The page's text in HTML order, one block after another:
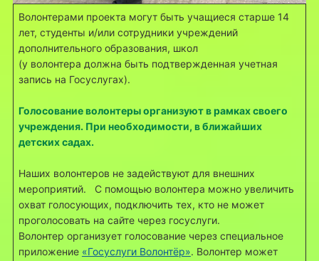
Волонтерами проекта могут быть учащиеся старше 14
лет, студенты и/или сотрудники учреждений
дополнительного образования, школ
(у волонтера должна быть подтвержденная учетная
запись на Госуслугах).
Голосование волонтеры организуют в рамках своего
учреждения. При необходимости, в ближайших
детских садах.
Наших волонтеров не задействуют для внешних
мероприятий. С помощью волонтера можно увеличить
охват голосующих, подключить тех, кто не может
проголосовать на сайте через госуслуги.
Волонтер организует голосование через специальное
приложение «Госуслуги Волонтёр». Волонтер может